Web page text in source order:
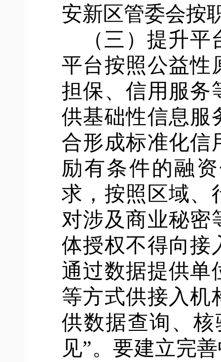
安新区管委会按
（三）提升
平台按照公益性
担保、信用服务
供基础性信息服
合形成标准化信
励有条件的融
求，按照区域、
对涉及商业秘密
体授权不得向接
通过数据提供单
等方式供接入机
供数据查询、
见”。要建立完